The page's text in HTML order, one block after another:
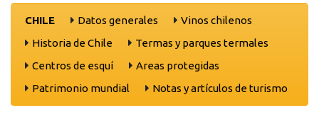
CHILE Datos generales
Vinos chilenos
Historia de Chile
Termas y parques termales
Centros de esquí
Areas protegidas
Patrimonio mundial
Notas y artículos de turismo